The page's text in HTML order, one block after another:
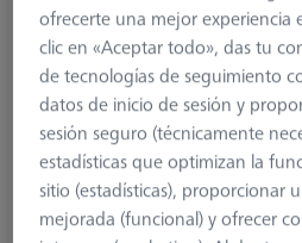
Product Type
Angle
Length (L)
16,0
1. Angle (°)
65,0
2. Angle (°)
-
Material
Connection Type
ofrecerte una mejor experiencia
clic en «Aceptar todo», das tu
de tecnologías de seguimiento
datos de inicio de sesión y
sesión seguro (técnicamente
estadísticas que optimizan la
sitio (estadísticas), proporcionar
mejorada (funcional) y ofrecer